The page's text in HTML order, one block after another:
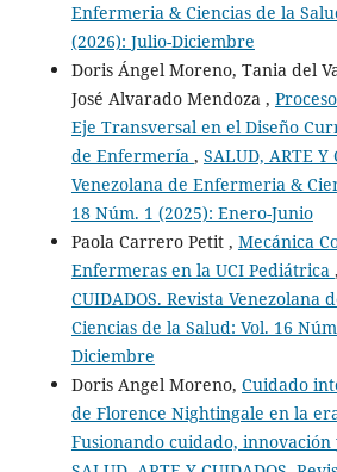
Enfermeria & Ciencias de la
(2026): Julio-Diciembre
Doris Ángel Moreno, Tania del
José Alvarado Mendoza ,
Eje Transversal en el Diseño
de Enfermería , SALUD, ARTE Y
Venezolana de Enfermeria &
18 Núm. 1 (2025): Enero-Junio
Paola Carrero Petit , Mecánica
Enfermeras en la UCI Pediátrica ,
CUIDADOS. Revista Venezolana
Ciencias de la Salud: Vol. 16
Diciembre
Doris Angel Moreno, Cuidado
de Florence Nightingale en la
Fusionando cuidado,